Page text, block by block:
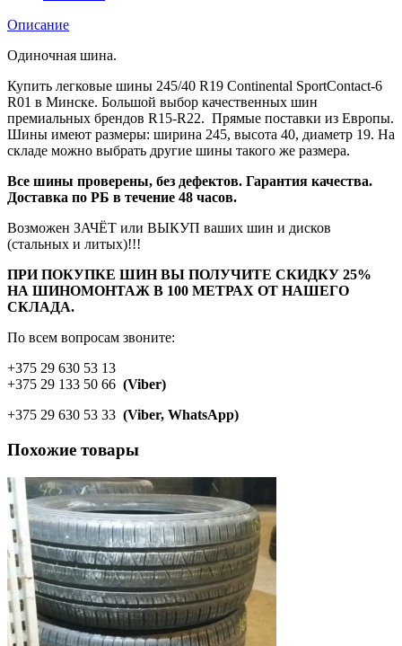
Описание
Одиночная шина.
Купить легковые шины 245/40 R19 Continental SportContact-6
R01 в Минске. Большой выбор качественных шин
премиальных брендов R15-R22. Прямые поставки из Европы.
Шины имеют размеры: ширина 245, высота 40, диаметр 19. На
складе можно выбрать другие шины такого же размера.
Все шины проверены, без дефектов. Гарантия качества.
Доставка по РБ в течение 48 часов.
Возможен ЗАЧЁТ или ВЫКУП ваших шин и дисков
(стальных и литых)!!!
ПРИ ПОКУПКЕ ШИН ВЫ ПОЛУЧИТЕ СКИДКУ 25%
НА ШИНОМОНТАЖ В 100 МЕТРАХ ОТ НАШЕГО
СКЛАДА.
По всем вопросам звоните:
+375 29 630 53 13
+375 29 133 50 66 (Viber)
+375 29 630 53 33 (Viber, WhatsApp)
Похожие товары